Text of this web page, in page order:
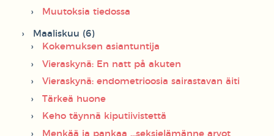
Muutoksia tiedossa
Maaliskuu (6)
Kokemuksen asiantuntija
Vieraskynä: En natt på akuten
Vieraskynä: endometrioosia sairastavan äiti
Tärkeä huone
Keho täynnä kiputiivistettä
Menkää ja pankaa ...seksielämänne arvot